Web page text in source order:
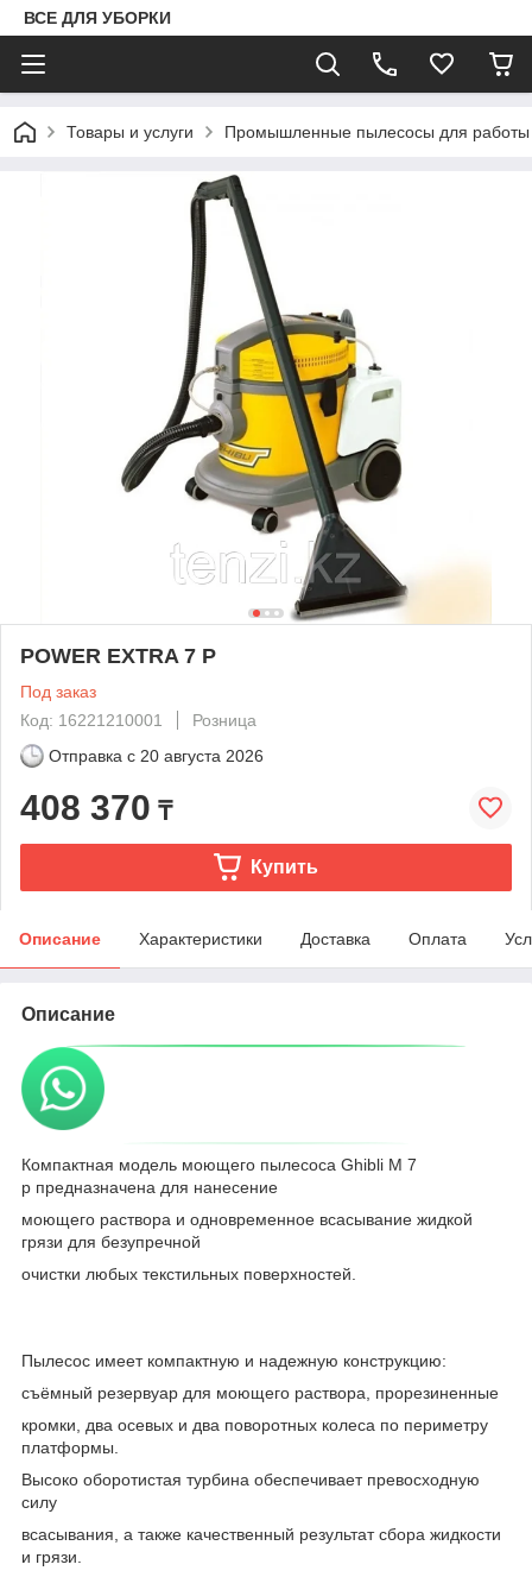
ВСЕ ДЛЯ УБОРКИ
Товары и услуги Промышленные пылесосы для работы
POWER EXTRA 7 P
Под заказ
Код: 16221210001
Розница
Отправка с 20 августа 2026
408 370 ₸
Купить
Описание Характеристики Доставка Оплата
Описание
Компактная модель моющего пылесоса Ghibli M 7
p предназначена для нанесение
моющего раствора и одновременное всасывание жидкой
грязи для безупречной
очистки любых текстильных поверхностей.
Пылесос имеет компактную и надежную конструкцию:
съёмный резервуар для моющего раствора, прорезиненные
кромки, два осевых и два поворотных колеса по периметру
платформы.
Высоко оборотистая турбина обеспечивает превосходную
силу
всасывания, а также качественный результат сбора жидкости
и грязи.